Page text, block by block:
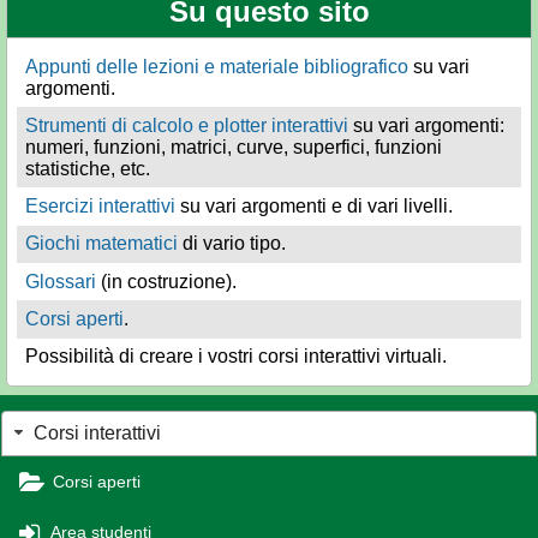
Su questo sito
Appunti delle lezioni e materiale bibliograficosu vari
argomenti.
Strumenti di calcolo e plotter interattivi su vari argomenti:
numeri, funzioni, matrici, curve, superfici, funzioni
statistiche, etc.
Esercizi interattivi su vari argomenti e di vari livelli.
Giochi matematici di vario tipo.
Glossari (in costruzione).
Corsi aperti.
Possibilità di creare i vostri corsi interattivi virtuali.
Corsi interattivi
Corsi aperti
Area studenti